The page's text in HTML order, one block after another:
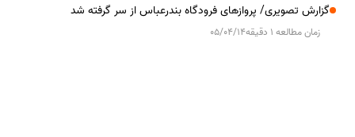
گزارش تصویری/ پروازهای فرودگاه بندرعباس از سر گرفته شد
زمان مطالعه 1 دقیقه 05/04/14